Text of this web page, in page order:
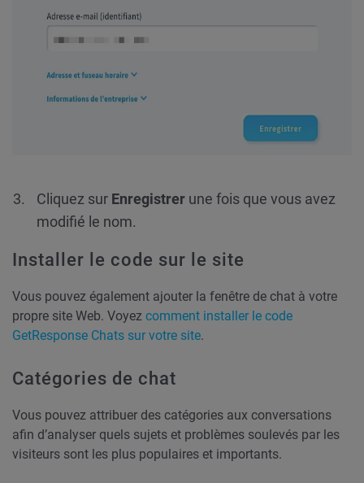
Cliquez sur Enregistrer une fois que vous avez
modifié le nom.
Installer le code sur le site
Vous pouvez également ajouter la fenêtre de chat à votre
propre site Web. Voyez comment installer le code
GetResponse Chats sur votre site.
Catégories de chat
Vous pouvez attribuer des catégories aux conversations
afin d’analyser quels sujets et problèmes soulevés par les
visiteurs sont les plus populaires et importants.